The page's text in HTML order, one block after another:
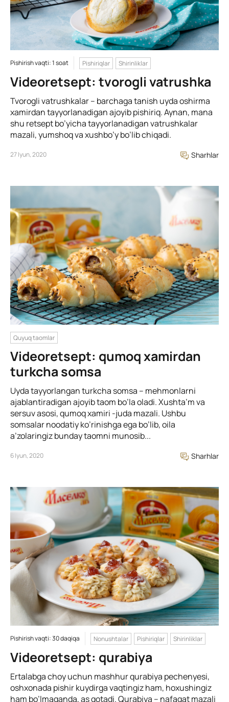
Pishirish vaqti: 1 soat Pishiriqlar Shirinliklar
Videoretsept: tvorogli vatrushka
Tvorogli vatrushkalar – barchaga tanish uyda oshirma
xamirdan tayyorlanadigan ajoyib pishiriq. Aynan, mana
shu retsept bo’yicha tayyorlanadigan vatrushkalar
mazali, yumshoq va xushbo’y bo’lib chiqadi.
27 Iyun, 2020 Sharhlar
Quyuq taomlar
Videoretsept: qumoq xamirdan
turkcha somsa
Uyda tayyorlangan turkcha somsa – mehmonlarni
ajablantiradigan ajoyib taom bo’la oladi. Xushta’m va
sersuv asosi, qumoq xamiri -juda mazali. Ushbu
somsalar noodatiy ko’rinishga ega bo’lib, oila
a’zolaringiz bunday taomni munosib...
6 Iyun, 2020 Sharhlar
Pishirish vaqti: 30 daqiqa Nonushtalar Pishiriqlar Shirinliklar
Videoretsept: qurabiya
Ertalabga choy uchun mashhur qurabiya pechenyesi,
oshxonada pishir kuydirga vaqtingiz ham, hoxushingiz
ham bo’lmaganda, as qotadi. Qurabiya – nafaqat mazali